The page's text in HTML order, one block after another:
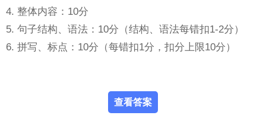
4. 整体内容：10分
5. 句子结构、语法：10分（结构、语法每错扣1-2分）
6. 拼写、标点：10分（每错扣1分，扣分上限10分）